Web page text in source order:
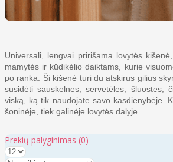
Universali, lengvai pririšama lovytės
mamytės ir kūdikėlio daiktams, kurie
po ranka. Ši kišenė turi du atskirus gilius
susidėti sauskelnes, servetėles, šluostes,
viską, ką tik naudojate savo kasdienybėje.
šoninėje, tiek galinėje lovytės dalyje.
Prekių palyginimas (0)